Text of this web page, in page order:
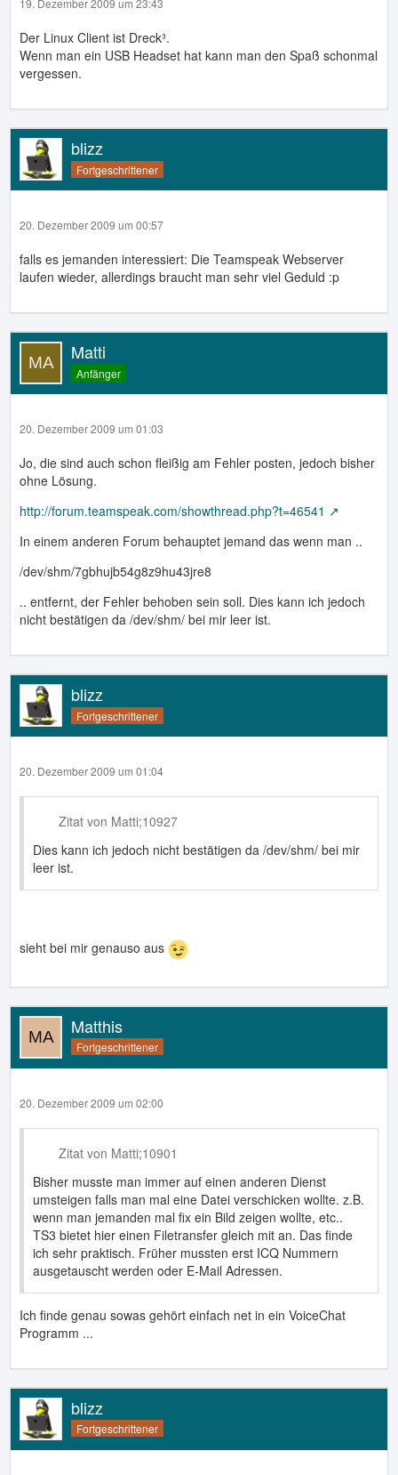
Der Linux Client ist Dreck³.
Wenn man ein USB Headset hat kann man den Spaß schonmal
vergessen.
blizz
Fortgeschrittener
20. Dezember 2009 um 00:57
falls es jemanden interessiert: Die Teamspeak Webserver
laufen wieder, allerdings braucht man sehr viel Geduld :p
Matti
Anfänger
20. Dezember 2009 um 01:03
Jo, die sind auch schon fleißig am Fehler posten, jedoch bisher
ohne Lösung.
http://forum.teamspeak.com/showthread.php?t=46541
In einem anderen Forum behauptet jemand das wenn man ..
/dev/shm/7gbhujb54g8z9hu43jre8
.. entfernt, der Fehler behoben sein soll. Dies kann ich jedoch
nicht bestätigen da /dev/shm/ bei mir leer ist.
blizz
Fortgeschrittener
20. Dezember 2009 um 01:04
Zitat von Matti;10927
Dies kann ich jedoch nicht bestätigen da /dev/shm/ bei mir
leer ist.
sieht bei mir genauso aus
Matthis
Fortgeschrittener
20. Dezember 2009 um 02:00
Zitat von Matti;10901
Bisher musste man immer auf einen anderen Dienst
umsteigen falls man mal eine Datei verschicken wollte. z.B.
wenn man jemanden mal fix ein Bild zeigen wollte, etc..
TS3 bietet hier einen Filetransfer gleich mit an. Das finde
ich sehr praktisch. Früher mussten erst ICQ Nummern
ausgetauscht werden oder E-Mail Adressen.
Ich finde genau sowas gehört einfach net in ein VoiceChat
Programm ...
blizz
Fortgeschrittener